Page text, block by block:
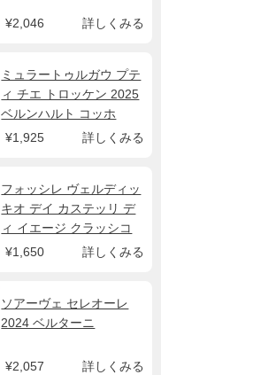
¥2,046 詳しくみる
ミュラートゥルガウ プテ
ィ チエ トロッケン 2025
ベルンハルト コッホ
¥1,925
詳しくみる
フォッシレ ヴェルディッ
キオ デイ カステッリ デ
ィ イエージ クラッシコ
2025 ヴィニェディレオ
¥1,650 詳しくみる
ソアーヴェ セレオーレ
2024 ベルターニ
¥2,057 詳しくみる